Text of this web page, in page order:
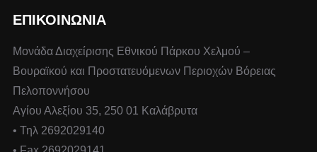
ΕΠΙΚΟΙΝΩΝΙΑ
Μονάδα Διαχείρισης Εθνικού Πάρκου Χελμού –
Βουραϊκού και Προστατευόμενων Περιοχών Βόρειας
Πελοποννήσου
Αγίου Αλεξίου 35, 250 01 Καλάβρυτα
• Τηλ 2692029140